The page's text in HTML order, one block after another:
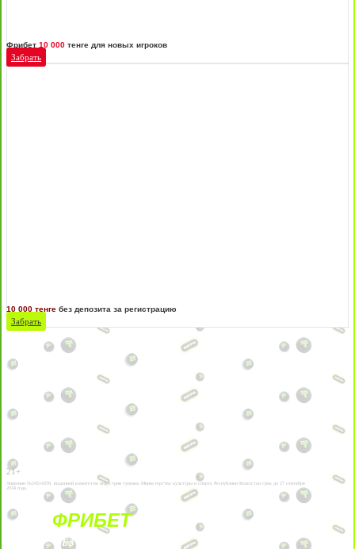
Фрибет 10 000 тенге для новых игроков
Забрать
10 000 тенге без депозита за регистрацию
Забрать
21+
Лицензии №24514359, выданной комитетом индустрии туризма Министерства культуры и спорта Республики Казахстан срок до 27 сентября
2034 года.
ФРИБЕТ
БЕЗ УСЛОВИЙ